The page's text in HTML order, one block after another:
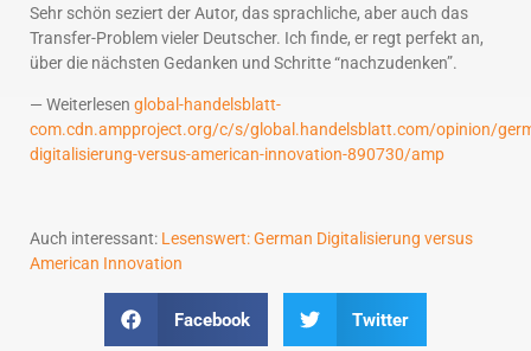
Sehr schön seziert der Autor, das sprachliche, aber auch das
Transfer-Problem vieler Deutscher. Ich finde, er regt perfekt an,
über die nächsten Gedanken und Schritte “nachzudenken”.
— Weiterlesen global-handelsblatt-
com.cdn.ampproject.org/c/s/global.handelsblatt.com/opinion/
digitalisierung-versus-american-innovation-890730/amp
Auch interessant: Lesenswert: German Digitalisierung versus
American Innovation
Facebook Twitter